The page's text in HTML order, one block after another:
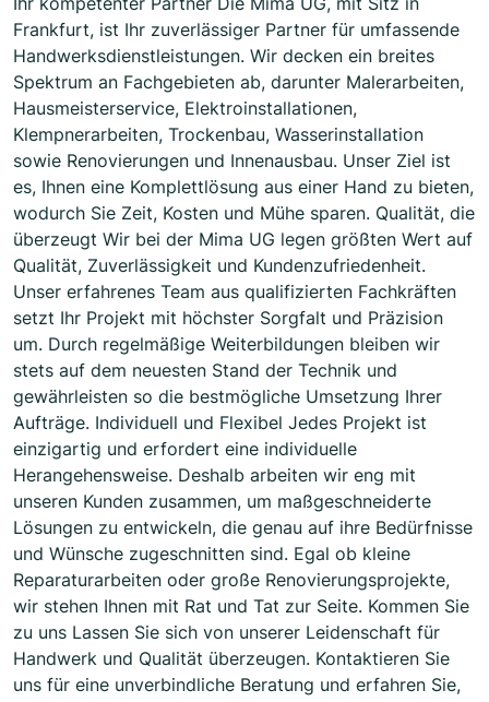
Frankfurt, ist Ihr zuverlässiger Partner für umfassende
Handwerksdienstleistungen. Wir decken ein breites
Spektrum an Fachgebieten ab, darunter Malerarbeiten,
Hausmeisterservice, Elektroinstallationen,
Klempnerarbeiten, Trockenbau, Wasserinstallation
sowie Renovierungen und Innenausbau. Unser Ziel ist
es, Ihnen eine Komplettlösung aus einer Hand zu bieten,
wodurch Sie Zeit, Kosten und Mühe sparen. Qualität, die
überzeugt Wir bei der Mima UG legen größten Wert auf
Qualität, Zuverlässigkeit und Kundenzufriedenheit.
Unser erfahrenes Team aus qualifizierten Fachkräften
setzt Ihr Projekt mit höchster Sorgfalt und Präzision
um. Durch regelmäßige Weiterbildungen bleiben wir
stets auf dem neuesten Stand der Technik und
gewährleisten so die bestmögliche Umsetzung Ihrer
Aufträge. Individuell und Flexibel Jedes Projekt ist
einzigartig und erfordert eine individuelle
Herangehensweise. Deshalb arbeiten wir eng mit
unseren Kunden zusammen, um maßgeschneiderte
Lösungen zu entwickeln, die genau auf ihre Bedürfnisse
und Wünsche zugeschnitten sind. Egal ob kleine
Reparaturarbeiten oder große Renovierungsprojekte,
wir stehen Ihnen mit Rat und Tat zur Seite. Kommen Sie
zu uns Lassen Sie sich von unserer Leidenschaft für
Handwerk und Qualität überzeugen. Kontaktieren Sie
uns für eine unverbindliche Beratung und erfahren Sie,